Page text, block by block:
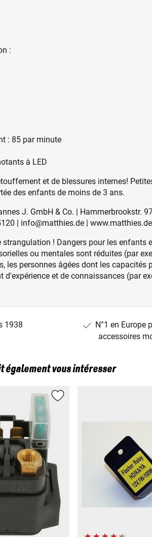
:
: 85 par minute
à LED
et de blessures internes!
des enfants de moins de 3 ans.
J. GmbH & Co. | Hammerbrookstr.
| info@matthies.de | www.matthies.de
strangulation ! Dangers pour les enfants
ou mentales sont réduites (par
les personnes âgées dont les capacités
d'expérience et de connaissances (par
1938
N°1 en Europe
accessoires
également vous intéresser